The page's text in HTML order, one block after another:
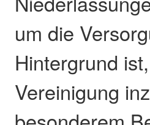
um die
Hintergrund
Vereinigung